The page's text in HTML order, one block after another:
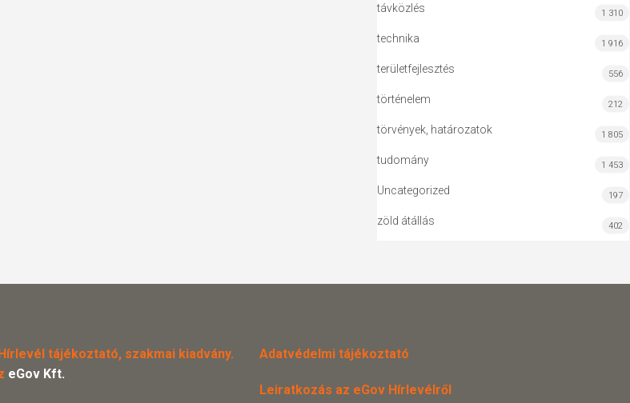
távközlés 1 310
technika 1 916
területfejlesztés 556
történelem 212
törvények, határozatok 1 805
tudomány 1 453
Uncategorized 197
zöld átállás 402
tájékoztató, szakmai kiadvány.
eGov Kft.
Adatvédelmi tájékoztató
Leiratkozás az eGov Hírlevélről